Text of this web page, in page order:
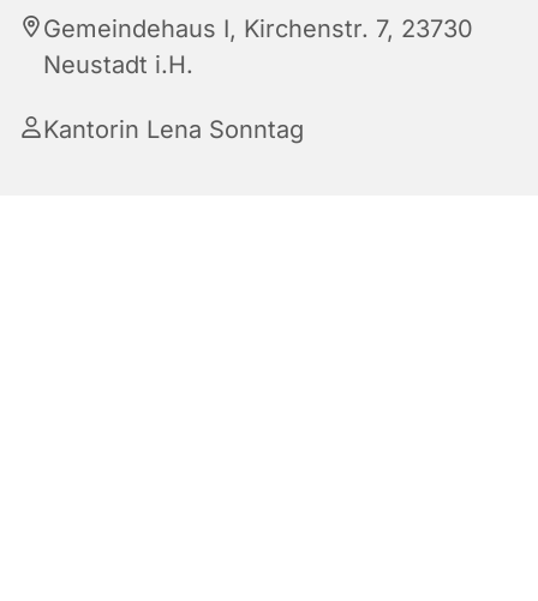
Gemeindehaus I, Kirchenstr. 7, 23730
Neustadt i.H.
Kantorin Lena Sonntag